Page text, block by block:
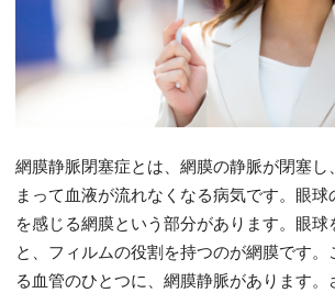
網膜静脈閉塞症とは、網膜の静脈が閉塞し
まって血液が流れなくなる病気です。眼
を感じる網膜という部分があります。眼球
と、フィルムの役割を持つのが網膜です
る血管のひとつに、網膜静脈があります。